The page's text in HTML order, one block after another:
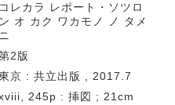
コレカラ レポート・ソツロ
ン オ カク ワカモノ ノ タメ
ニ
2版
京 : 共立出版 , 2017.7
245p : 挿図 ; 21cm